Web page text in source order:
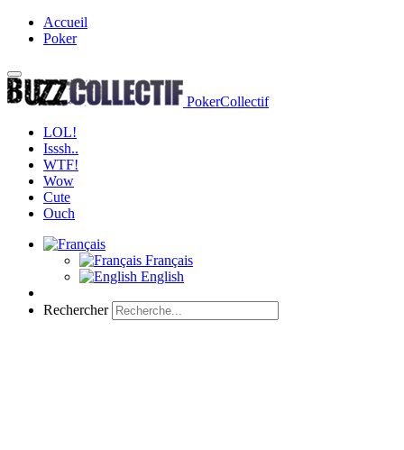
Accueil
Poker
PokerCollectif
LOL!
Isssh..
WTF!
Wow
Cute
Ouch
Français
English
Rechercher